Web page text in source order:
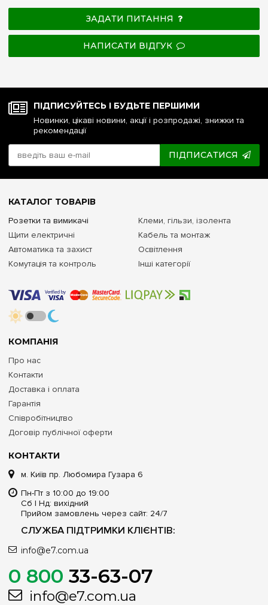
ЗАДАТИ ПИТАННЯ
НАПИСАТИ ВІДГУК
ПІДПИСУЙТЕСЬ І БУДЬТЕ ПЕРШИМИ
Новинки, цікаві новини, акції і розпродажі, знижки та
рекомендації
ПІДПИСАТИСЯ
КОНТАКТИ
м. Київ пр. Любомира Гузара 6
Пн-Пт з 10:00 до 19:00
Сб | Нд: вихідний
Прийом замовлень через сайт: 24/7
СЛУЖБА ПІДТРИМКИ КЛІЄНТІВ:
info@e7.com.ua
0 800 33-63-07
info@e7.com.ua
КОМПАНІЯ
Про нас
Контакти
Доставка і оплата
Гарантія
Співробітництво
Договір публічної оферти
КАТАЛОГ ТОВАРІВ
Розетки та вимикачі
Щити електричні
Автоматика та захист
Комутація та контроль
Клеми, гільзи, ізолента
Кабель та монтаж
Освітлення
Інші категорії